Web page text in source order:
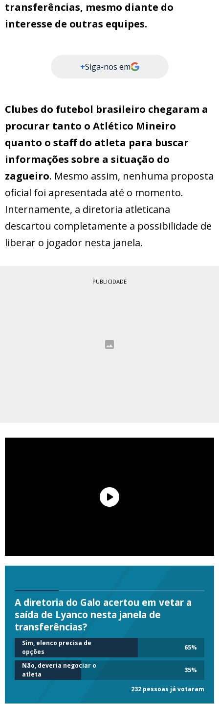
transferências, mesmo diante do
interesse de outras equipes.
+Siga-nos em
Clubes do futebol brasileiro chegaram a
procurar tanto o Atlético Mineiro
quanto o staff do atleta para buscar
informações sobre a situação do
zagueiro. Mesmo assim, nenhuma proposta
oficial foi apresentada até o momento.
Internamente, a diretoria atleticana
descartou completamente a possibilidade de
liberar o jogador nesta janela.
PUBLICIDADE
A diretoria do Galo acertou em vetar a
saída de Lyanco nesta janela de
transferências?
Sim, elenco precisa de
opções
65%
Não, deveria negociar o
atleta
35%
232 pessoas já votaram